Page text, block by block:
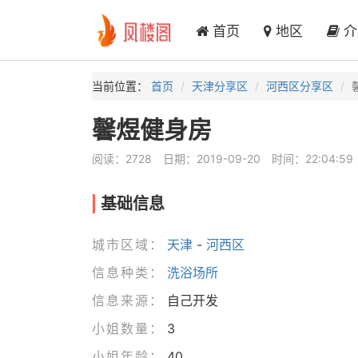
首页 地区 介
当前位置： 首页 天津分享区 河西区分享区
馨煜健身房
阅读：2728 日期：2019-09-20 时间：22:04:59
基础信息
城市区域： 天津- 河西区
信息种类：
洗浴场所
信息来源：
自己开发
小姐数量：
3